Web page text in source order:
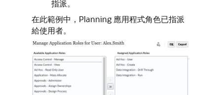
指派。
在此範例中，Planning 應用程式角色已指派
給使用者。